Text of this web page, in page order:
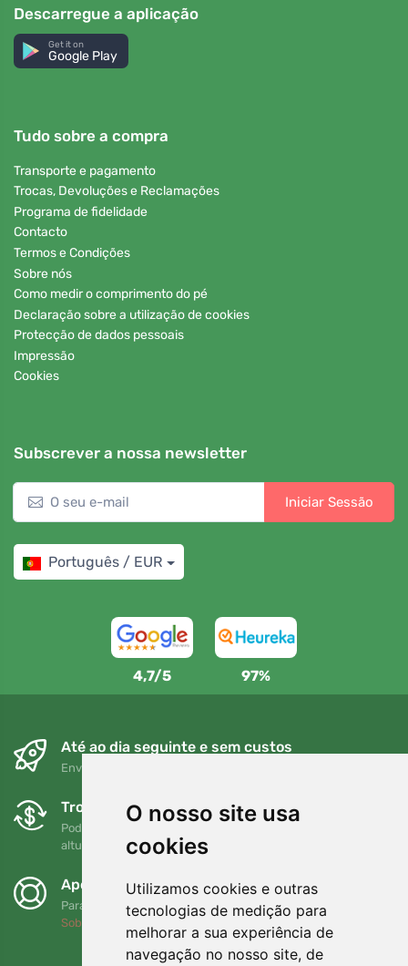
O nosso site usa
cookies
Utilizamos cookies e outras
tecnologias de medição para
melhorar a sua experiência de
navegação no nosso site, de
Descarregue a aplicação
Get it on
Google Play
Tudo sobre a compra
Transporte e pagamento
Trocas, Devoluções e Reclamações
Programa de fidelidade
Contacto
Termos e Condições
Sobre nós
Como medir o comprimento do pé
Declaração sobre a utilização de cookies
Protecção de dados pessoais
Impressão
Cookies
Subscrever a nossa newsletter
Iniciar Sessão
Português / EUR
4,7/5 97%
Até ao dia seguinte e sem custos
Envio gratuito para encomendas superiores a 80 EUR
Trocas e devoluções gratuitas
Pode devolver ou trocar a sua encomenda em qualquer
altura no prazo de 90 dias
Apoiamos a Trees.org
Para cada encomenda plantamos uma árvore! Leia mais
Sobre nós